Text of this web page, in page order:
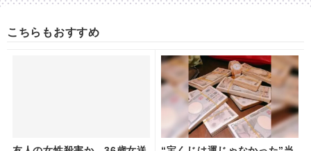
こちらもおすすめ